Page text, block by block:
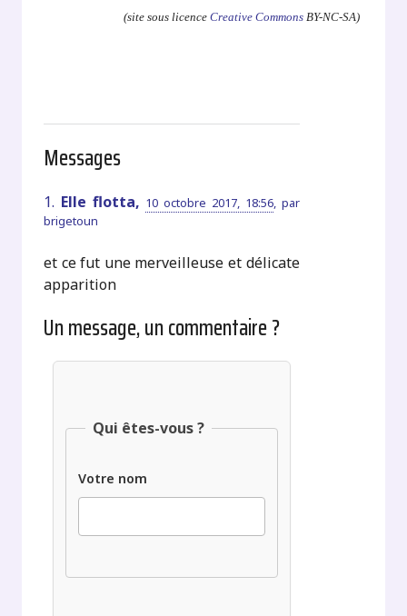
(site sous licence Creative CommonsBY-NC-SA)
Messages
1. Elle flotta, 10 octobre 2017, 18:56, par
brigetoun
et ce fut une merveilleuse et délicate
apparition
Un message, un commentaire ?
Qui êtes-vous ?
Votre nom